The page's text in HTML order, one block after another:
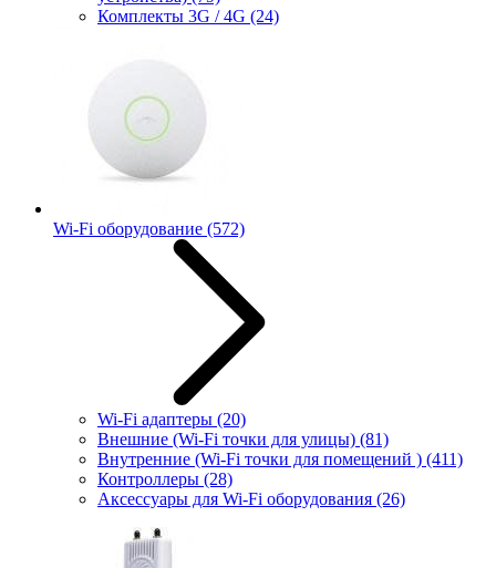
Комплекты 3G / 4G (24)
Wi-Fi оборудование (572)
Wi-Fi адаптеры (20)
Внешние (Wi-Fi точки для улицы) (81)
Внутренние (Wi-Fi точки для помещений ) (411)
Контроллеры (28)
Аксессуары для Wi-Fi оборудования (26)